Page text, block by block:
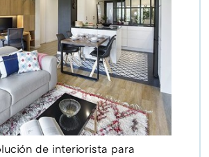
de interiorista para